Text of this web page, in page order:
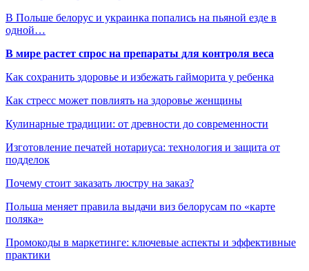
В Польше белорус и украинка попались на пьяной езде в
одной…
В мире растет спрос на препараты для контроля веса
Как сохранить здоровье и избежать гайморита у ребенка
Как стресс может повлиять на здоровье женщины
Кулинарные традиции: от древности до современности
Изготовление печатей нотариуса: технология и защита от
подделок
Почему стоит заказать люстру на заказ?
Польша меняет правила выдачи виз белорусам по «карте
поляка»
Промокоды в маркетинге: ключевые аспекты и эффективные
практики